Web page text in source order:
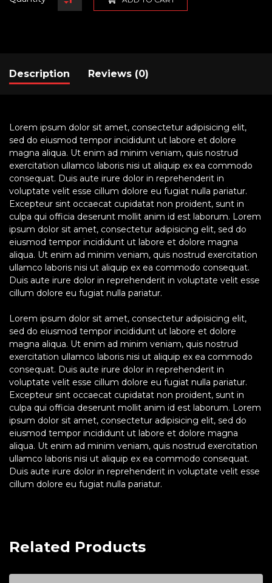
Description Reviews (0)
Lorem ipsum dolor sit amet, consectetur adipisicing elit,
sed do eiusmod tempor incididunt ut labore et dolore
magna aliqua. Ut enim ad minim veniam, quis nostrud
exercitation ullamco laboris nisi ut aliquip ex ea commodo
consequat. Duis aute irure dolor in reprehenderit in
voluptate velit esse cillum dolore eu fugiat nulla pariatur.
Excepteur sint occaecat cupidatat non proident, sunt in
culpa qui officia deserunt mollit anim id est laborum. Lorem
ipsum dolor sit amet, consectetur adipisicing elit, sed do
eiusmod tempor incididunt ut labore et dolore magna
aliqua. Ut enim ad minim veniam, quis nostrud exercitation
ullamco laboris nisi ut aliquip ex ea commodo consequat.
Duis aute irure dolor in reprehenderit in voluptate velit esse
cillum dolore eu fugiat nulla pariatur.
Lorem ipsum dolor sit amet, consectetur adipisicing elit,
sed do eiusmod tempor incididunt ut labore et dolore
magna aliqua. Ut enim ad minim veniam, quis nostrud
exercitation ullamco laboris nisi ut aliquip ex ea commodo
consequat. Duis aute irure dolor in reprehenderit in
voluptate velit esse cillum dolore eu fugiat nulla pariatur.
Excepteur sint occaecat cupidatat non proident, sunt in
culpa qui officia deserunt mollit anim id est laborum. Lorem
ipsum dolor sit amet, consectetur adipisicing elit, sed do
eiusmod tempor incididunt ut labore et dolore magna
aliqua. Ut enim ad minim veniam, quis nostrud exercitation
ullamco laboris nisi ut aliquip ex ea commodo consequat.
Duis aute irure dolor in reprehenderit in voluptate velit esse
cillum dolore eu fugiat nulla pariatur.
Related Products